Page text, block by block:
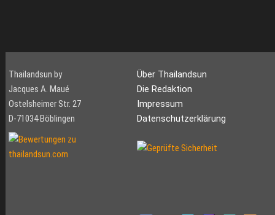
Thailandsun by
Jacques A. Maué
Ostelsheimer Str. 27
D-71034 Böblingen
Über Thailandsun
Die Redaktion
Impressum
Datenschutzerklärung